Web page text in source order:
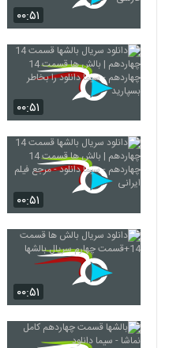
۰۰:۵۱
۰۰:۵۱
۰۰:۵۱
۰۰:۵۱